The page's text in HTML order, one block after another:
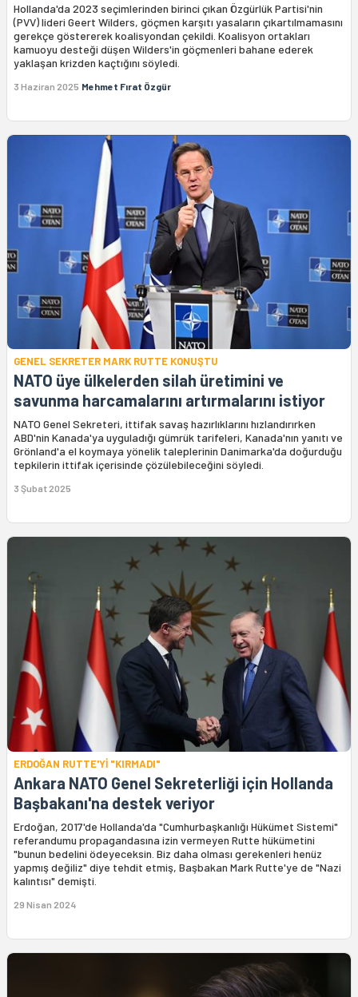
Hollanda'da 2023 seçimlerinden birinci çıkan Özgürlük Partisi'nin
(PVV) lideri Geert Wilders, göçmen karşıtı yasaların çıkartılmamasını
gerekçe göstererek koalisyondan çekildi. Koalisyon ortakları
kamuoyu desteği düşen Wilders'in göçmenleri bahane ederek
yaklaşan krizden kaçtığını söyledi.
3 Haziran 2025 Mehmet Fırat Özgür
GENEL SEKRETER MARK RUTTE KONUŞTU
NATO üye ülkelerden silah üretimini ve
savunma harcamalarını artırmalarını istiyor
NATO Genel Sekreteri, ittifak savaş hazırlıklarını hızlandırırken
ABD'nin Kanada'ya uyguladığı gümrük tarifeleri, Kanada'nın yanıtı ve
Grönland'a el koymaya yönelik taleplerinin Danimarka'da doğurduğu
tepkilerin ittifak içerisinde çözülebileceğini söyledi.
3 Şubat 2025
ERDOĞAN RUTTE'Yİ "KIRMADI"
Ankara NATO Genel Sekreterliği için Hollanda
Başbakanı'na destek veriyor
Erdoğan, 2017'de Hollanda'da "Cumhurbaşkanlığı Hükümet Sistemi"
referandumu propagandasına izin vermeyen Rutte hükümetini
"bunun bedelini ödeyeceksin. Biz daha olması gerekenleri henüz
yapmış değiliz" diye tehdit etmiş, Başbakan Mark Rutte'ye de "Nazi
kalıntısı" demişti.
29 Nisan 2024